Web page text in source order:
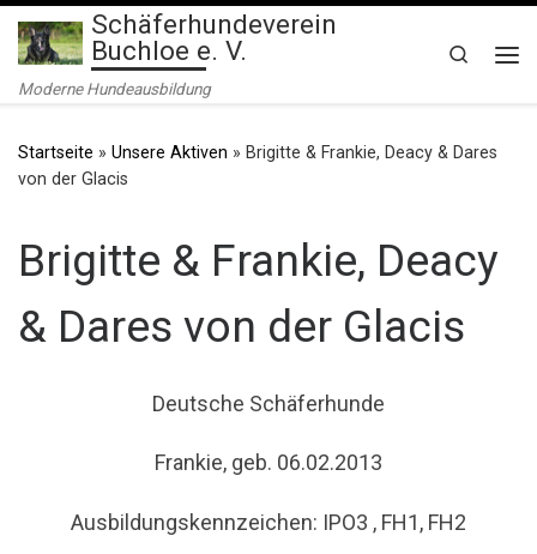
Zum Inhalt springen
Schäferhundeverein
Buchloe e. V.
Moderne Hundeausbildung
Search
Startseite » Unsere Aktiven » Brigitte & Frankie, Deacy & Dares
von der Glacis
Brigitte & Frankie, Deacy
& Dares von der Glacis
Deutsche Schäferhunde
Frankie, geb. 06.02.2013
Ausbildungskennzeichen: IPO3 , FH1, FH2